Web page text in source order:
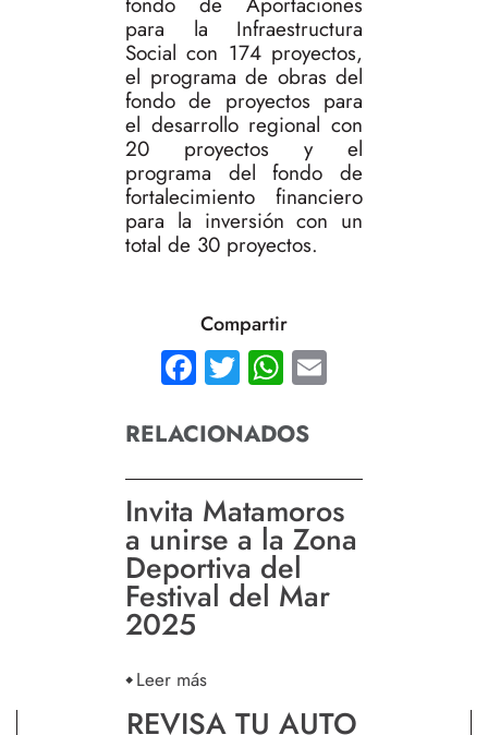
para la Infraestructura
Social con 174 proyectos,
el programa de obras del
fondo de proyectos para
el desarrollo regional con
20 proyectos y el
programa del fondo de
fortalecimiento financiero
para la inversión con un
total de 30 proyectos.
Compartir
Facebook
TwitterWhatsApp
RELACIONADOS
Invita Matamoros
a unirse a la Zona
Deportiva del
Festival del Mar
2025
Leer más
REVISA TU AUTO